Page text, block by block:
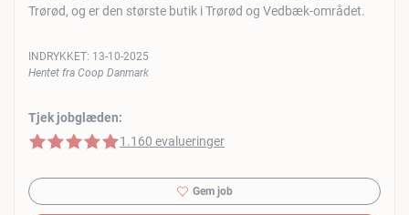
Trørød, og er den største butik i Trørød og Vedbæk-området.
Tjek jobglæden:
5 af 5 stjerner
1.160 evalueringer
INDRYKKET: 13-10-2025
Hentet fra Coop Danmark
Gem job